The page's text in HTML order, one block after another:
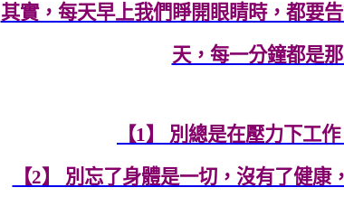
其實，每天早上我們睜開眼睛時，都要
天，每一分鐘都是
【1】 別總是在壓力下工
【2】 別忘了身體是一切，沒有了健康